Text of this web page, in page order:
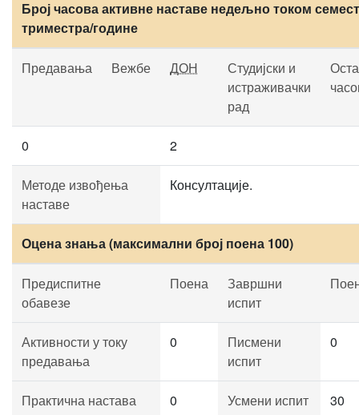
Број часова активне наставе недељно током
триместра/године
Предавања Вежбе ДОН
Студијски и
истраживачки
рад
0 2
Методе извођења
наставе
Консултације.
Оцена знања (максимални број поена 100)
Предиспитне
обавезе
Поена
Завршни
испит
Активности у току
предавања
0
Писмени
испит
0
Практична настава 0 Усмени испит 30